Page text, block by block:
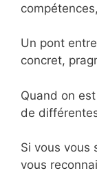
Un pont
concret,
Quand on
de
Si vous vous
vous